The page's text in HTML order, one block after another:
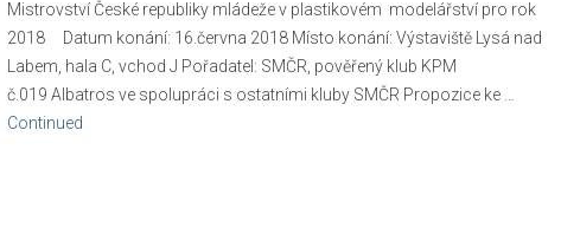
Mistrovství České republiky mládeže v plastikovém modelářství pro rok
2018 Datum konání: 16.června 2018 Místo konání: Výstaviště Lysá nad
Labem, hala C, vchod J Pořadatel: SMČR, pověřený klub KPM
č.019 Albatros ve spolupráci s ostatními kluby SMČR Propozice ke …
Continued